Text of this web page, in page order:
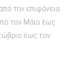
την επιφάνεια
τον Μάιο έως
έως τον